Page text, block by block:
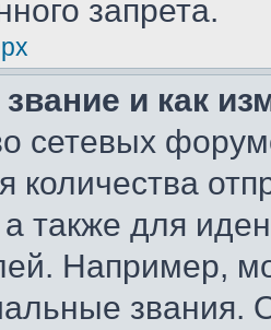
запрета.
и как
сетевых
количества
также для
Например,
звания.